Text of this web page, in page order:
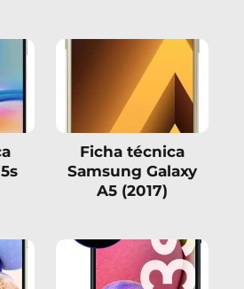
Ficha técnica
Samsung Galaxy
A5 (2017)